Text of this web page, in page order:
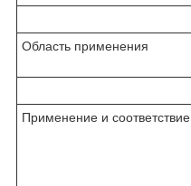
Область применения
Применение и соответствие